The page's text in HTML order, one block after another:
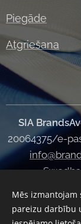
Piegāde
Atgriešana
SIA
20064375/e-
Mēs
pareizu darbību